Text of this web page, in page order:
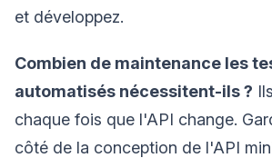
et développez.
Combien de maintenance les
automatisés nécessitent-ils ?
chaque fois que l'API change.
côté de la conception de l'API